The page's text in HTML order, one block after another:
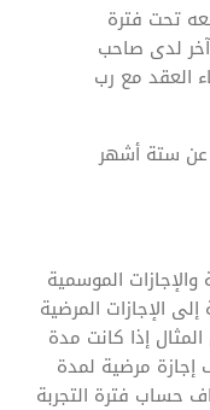
تحت فترة
لدى صاحب
العقد مع رب
عن ستة أشهر
الموسمية
الإجازات المرضية
إذا كانت مدة
إجازة مرضية لمدة
حساب فترة التجربة